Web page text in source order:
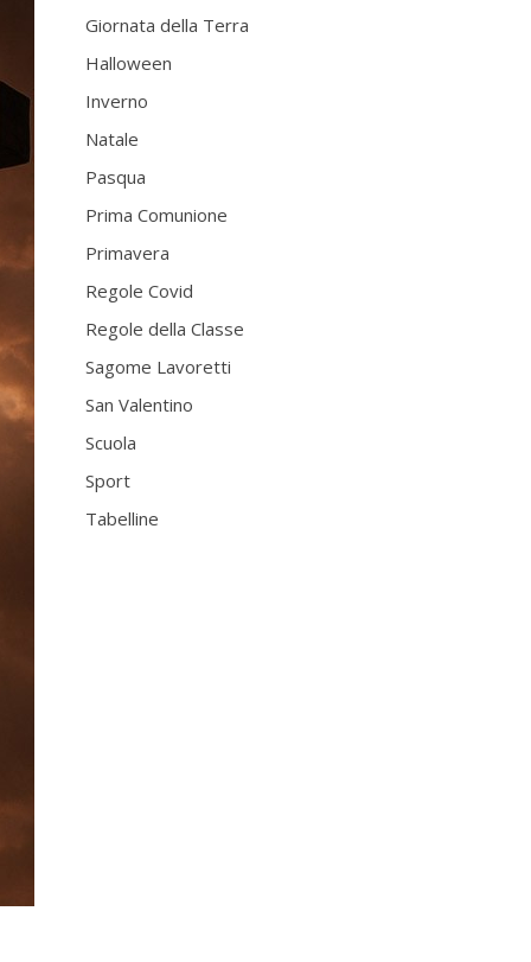
Giornata della Terra
Halloween
Inverno
Natale
Pasqua
Prima Comunione
Primavera
Regole Covid
Regole della Classe
Sagome Lavoretti
San Valentino
Scuola
Sport
Tabelline